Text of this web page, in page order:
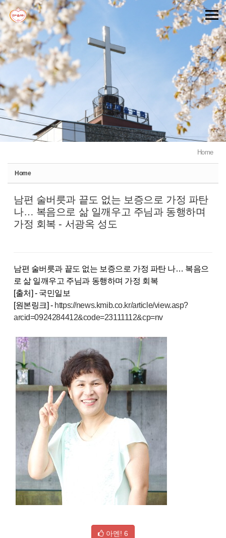
Home
Home
남편 술버릇과 끝도 없는 보증으로 가정 파탄
나… 복음으로 삶 일깨우고 주님과 동행하며
가정 회복 - 서광옥 성도
남편 술버릇과 끝도 없는 보증으로 가정 파탄 나… 복음으
로 삶 일깨우고 주님과 동행하며 가정 회복
[출처] - 국민일보
[원본링크] - https://news.kmib.co.kr/article/view.asp?
arcid=0924284412&code=23111112&cp=nv
아멘! 6